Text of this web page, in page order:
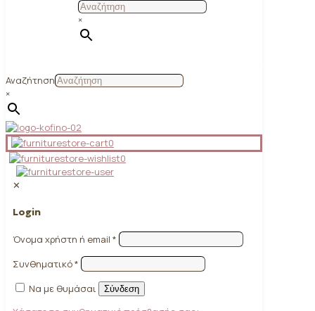
×
Αναζήτηση
×
0
0
✕
Login
Όνομα χρήστη ή email *
Συνθηματικό*
Να με θυμάσαι
Σύνδεση